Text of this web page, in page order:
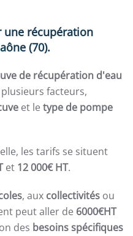
récupération
(70).
de récupération d'eau
facteurs,
et le type de pompe
les tarifs se situent
et 12 000€ HT.
, aux collectivités ou
peut aller de 6000€HT
des besoins spécifiques